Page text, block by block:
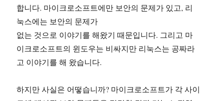
합니다. 마이크로소프트에만 보안의 문제가 있고, 리
눅스에는 보안의 문제가
없는 것으로 이야기를 해왔기 때문입니다. 그리고 마
이크로소프트의 윈도우는 비싸지만 리눅스는 공짜라
고 이야기를 해 왔습니다.
하지만 사실은 어떻습니까? 마이크로소프트가 각 사이